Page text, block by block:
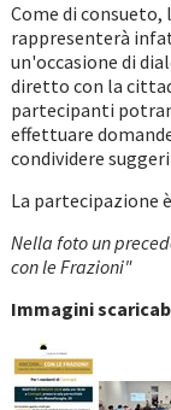
Come di
rappresenterà
un'occasione di
diretto con la
partecipanti
effettuare
condividere
La partecipazione
Nella foto un
con le Frazioni"
Immagini